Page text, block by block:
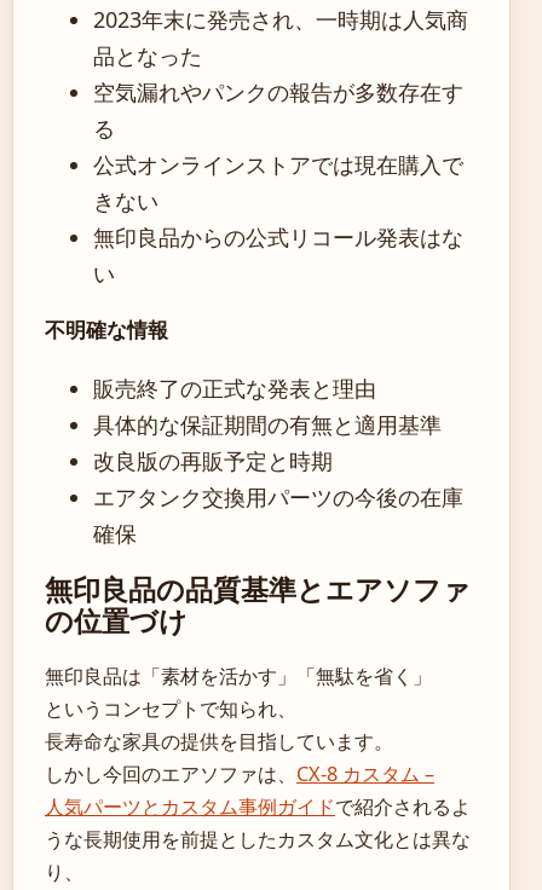
2023年末に発売され、一時期は人気商
品となった
空気漏れやパンクの報告が多数存在す
る
公式オンラインストアでは現在購入で
きない
無印良品からの公式リコール発表はな
い
不明確な情報
販売終了の正式な発表と理由
具体的な保証期間の有無と適用基準
改良版の再販予定と時期
エアタンク交換用パーツの今後の在庫
確保
無印良品の品質基準とエアソファ
の位置づけ
無印良品は「素材を活かす」「無駄を省く」
というコンセプトで知られ、
長寿命な家具の提供を目指しています。
しかし今回のエアソファは、 CX-8 カスタム –
人気パーツとカスタム事例ガイドで紹介されるよ
うな長期使用を前提としたカスタム文化とは異な
り、